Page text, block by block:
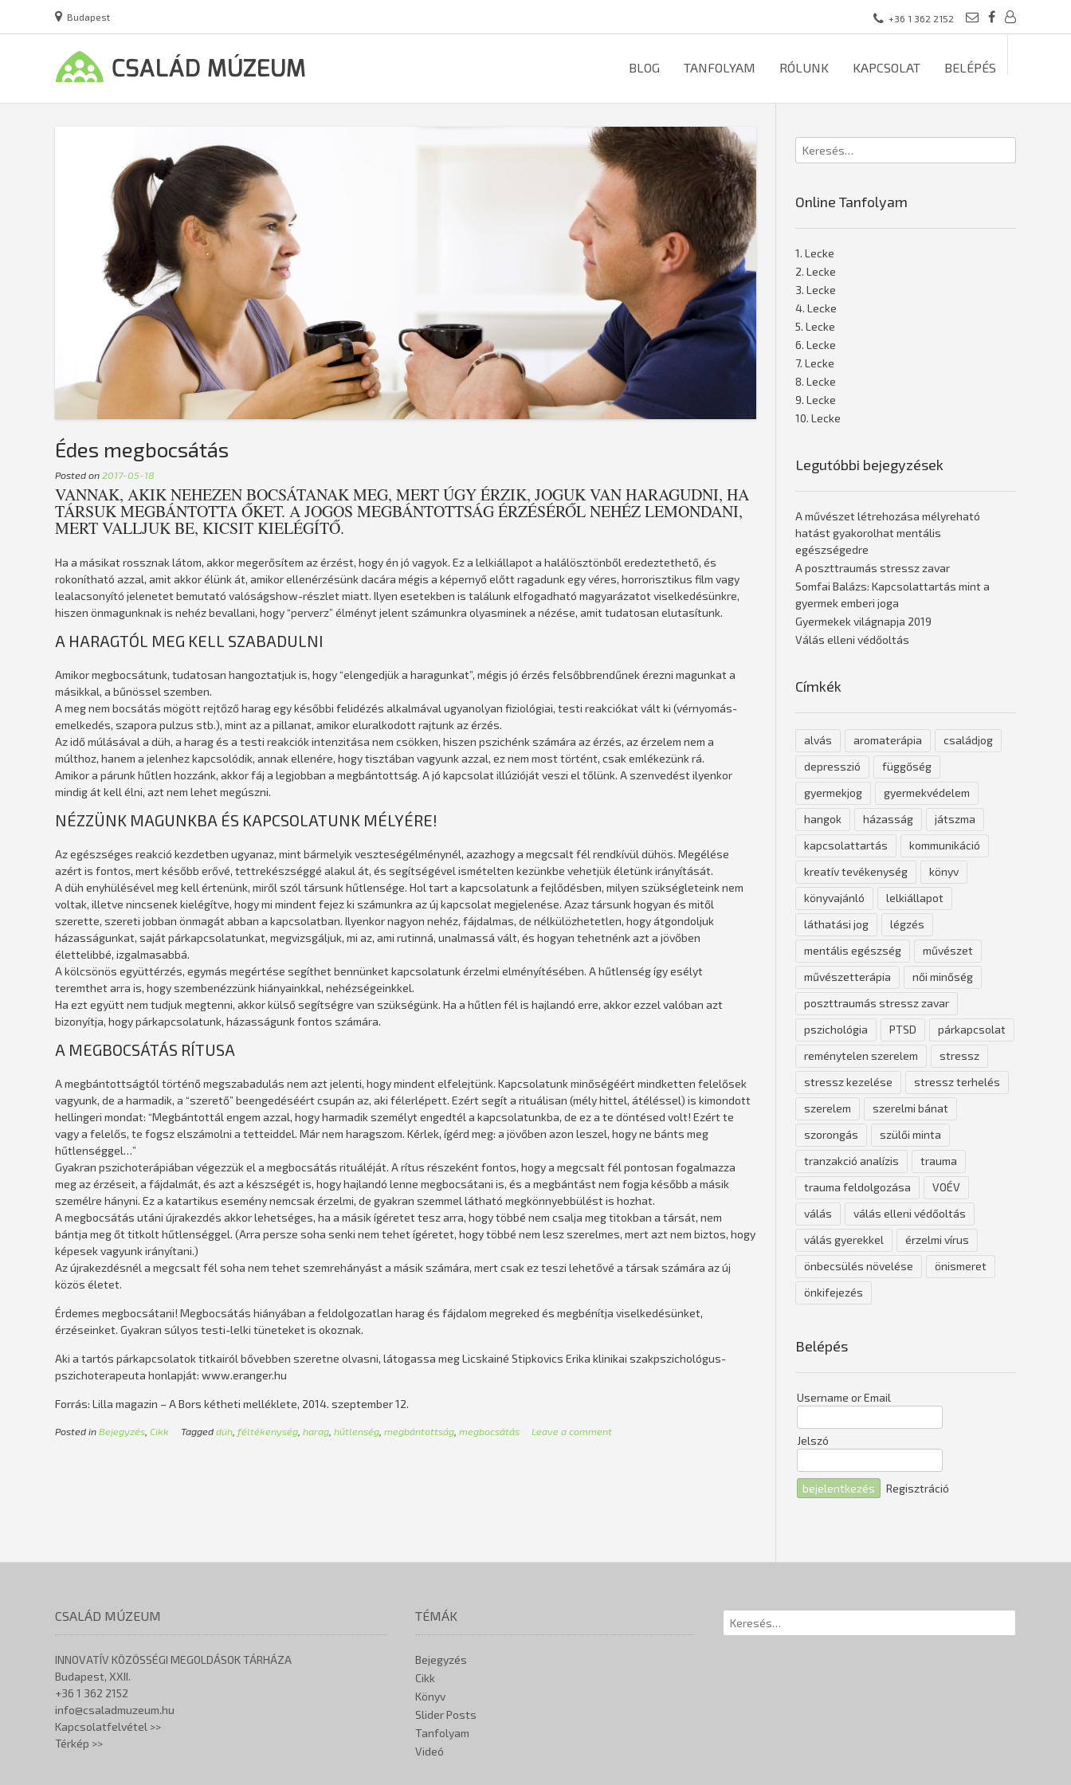
Budapest +36 1 362 2152
BLOG TANFOLYAM RÓLUNK KAPCSOLAT BELÉPÉS
Édes megbocsátás
Posted on2017-05-18
VANNAK, AKIK NEHEZEN BOCSÁTANAK MEG, MERT ÚGY ÉRZIK, JOGUK VAN HARAGUDNI, HA
TÁRSUK MEGBÁNTOTTA ŐKET. A JOGOS MEGBÁNTOTTSÁG ÉRZÉSÉRŐL NEHÉZ LEMONDANI,
MERT VALLJUK BE, KICSIT KIELÉGÍTŐ.
Ha a másikat rossznak látom, akkor megerősítem az érzést, hogy én jó vagyok. Ez a lelkiállapot a halálösztönből eredeztethető, és
rokonítható azzal, amit akkor élünk át, amikor ellenérzésünk dacára mégis a képernyő előtt ragadunk egy véres, horrorisztikus film vagy
lealacsonyító jelenetet bemutató valóságshow-részlet miatt. Ilyen esetekben is találunk elfogadható magyarázatot viselkedésünkre,
hiszen önmagunknak is nehéz bevallani, hogy “perverz” élményt jelent számunkra olyasminek a nézése, amit tudatosan elutasítunk.
A HARAGTÓL MEG KELL SZABADULNI
Amikor megbocsátunk, tudatosan hangoztatjuk is, hogy “elengedjük a haragunkat”, mégis jó érzés felsőbbrendűnek érezni magunkat a
másikkal, a bűnössel szemben.
A meg nem bocsátás mögött rejtőző harag egy későbbi felidézés alkalmával ugyanolyan fiziológiai, testi reakciókat vált ki (vérnyomás-
emelkedés, szapora pulzus stb.), mint az a pillanat, amikor eluralkodott rajtunk az érzés.
Az idő múlásával a düh, a harag és a testi reakciók intenzitása nem csökken, hiszen pszichénk számára az érzés, az érzelem nem a
múlthoz, hanem a jelenhez kapcsolódik, annak ellenére, hogy tisztában vagyunk azzal, ez nem most történt, csak emlékezünk rá.
Amikor a párunk hűtlen hozzánk, akkor fáj a legjobban a megbántottság. A jó kapcsolat illúzióját veszi el tőlünk. A szenvedést ilyenkor
mindig át kell élni, azt nem lehet megúszni.
NÉZZÜNK MAGUNKBA ÉS KAPCSOLATUNK MÉLYÉRE!
Az egészséges reakció kezdetben ugyanaz, mint bármelyik veszteségélménynél, azazhogy a megcsalt fél rendkívül dühös. Megélése
azért is fontos, mert később erővé, tettrekészséggé alakul át, és segítségével ismételten kezünkbe vehetjük életünk irányítását.
A düh enyhülésével meg kell értenünk, miről szól társunk hűtlensége. Hol tart a kapcsolatunk a fejlődésben, milyen szükségleteink nem
voltak, illetve nincsenek kielégítve, hogy mi mindent fejez ki számunkra az új kapcsolat megjelenése. Azaz társunk hogyan és mitől
szerette, szereti jobban önmagát abban a kapcsolatban. Ilyenkor nagyon nehéz, fájdalmas, de nélkülözhetetlen, hogy átgondoljuk
házasságunkat, saját párkapcsolatunkat, megvizsgáljuk, mi az, ami rutinná, unalmassá vált, és hogyan tehetnénk azt a jövőben
élettelibbé, izgalmasabbá.
A kölcsönös együttérzés, egymás megértése segíthet bennünket kapcsolatunk érzelmi elményítésében. A hűtlenség így esélyt
teremthet arra is, hogy szembenézzünk hiányainkkal, nehézségeinkkel.
Ha ezt együtt nem tudjuk megtenni, akkor külső segítségre van szükségünk. Ha a hűtlen fél is hajlandó erre, akkor ezzel valóban azt
bizonyítja, hogy párkapcsolatunk, házasságunk fontos számára.
A MEGBOCSÁTÁS RÍTUSA
A megbántottságtól történő megszabadulás nem azt jelenti, hogy mindent elfelejtünk. Kapcsolatunk minőségéért mindketten felelősek
vagyunk, de a harmadik, a “szerető” beengedéséért csupán az, aki félerlépett. Ezért segít a rituálisan (mély hittel, átéléssel) is kimondott
hellingeri mondat: “Megbántottál engem azzal, hogy harmadik személyt engedtél a kapcsolatunkba, de ez a te döntésed volt! Ezért te
vagy a felelős, te fogsz elszámolni a tetteiddel. Már nem haragszom. Kérlek, ígérd meg: a jövőben azon leszel, hogy ne bánts meg
hűtlenséggel…”
Gyakran pszichoterápiában végezzük el a megbocsátás rituáléját. A rítus részeként fontos, hogy a megcsalt fél pontosan fogalmazza
meg az érzéseit, a fájdalmát, és azt a készségét is, hogy hajlandó lenne megbocsátani is, és a megbántást nem fogja később a másik
személre hányni. Ez a katartikus esemény nemcsak érzelmi, de gyakran szemmel látható megkönnyebbülést is hozhat.
A megbocsátás utáni újrakezdés akkor lehetséges, ha a másik ígéretet tesz arra, hogy többé nem csalja meg titokban a társát, nem
bántja meg őt titkolt hűtlenséggel. (Arra persze soha senki nem tehet ígéretet, hogy többé nem lesz szerelmes, mert azt nem biztos, hogy
képesek vagyunk irányítani.)
Az újrakezdésnél a megcsalt fél soha nem tehet szemrehányást a másik számára, mert csak ez teszi lehetővé a társak számára az új
közös életet.
Érdemes megbocsátani! Megbocsátás hiányában a feldolgozatlan harag és fájdalom megreked és megbénítja viselkedésünket,
érzéseinket. Gyakran súlyos testi-lelki tüneteket is okoznak.
Aki a tartós párkapcsolatok titkairól bővebben szeretne olvasni, látogassa meg Licskainé Stipkovics Erika klinikai szakpszichológus-
pszichoterapeuta honlapját: www.eranger.hu
Forrás: Lilla magazin – A Bors kétheti melléklete, 2014. szeptember 12.
Posted inBejegyzés Cikk Taggeddüh féltékenység harag hűtlenség megbántottság megbocsátás Leave a comment
Online Tanfolyam
1. Lecke
2. Lecke
3. Lecke
4. Lecke
5. Lecke
6. Lecke
7. Lecke
8. Lecke
9. Lecke
10. Lecke
Legutóbbi bejegyzések
A művészet létrehozása mélyreható
hatást gyakorolhat mentális
egészségedre
A poszttraumás stressz zavar
Somfai Balázs: Kapcsolattartás mint a
gyermek emberi joga
Gyermekek világnapja 2019
Válás elleni védőoltás
Címkék
alvás aromaterápia
családjog
depresszió
függőség
gyermekjog
gyermekvédelem
hangok
házasság
játszma
kapcsolattartás
kommunikáció
kreatív tevékenység
könyv
könyvajánló
lelkiállapot
láthatási jog
légzés
mentális egészség
művészet
művészetterápia
női minőség
poszttraumás stressz zavar
pszichológia
PTSD
párkapcsolat
reménytelen szerelem
stressz
stressz kezelése
stressz terhelés
szerelem
szerelmi bánat
szorongás
szülői minta
tranzakció analízis
trauma
trauma feldolgozása
VOÉV
válás
válás elleni védőoltás
válás gyerekkel
érzelmi vírus
önbecsülés növelése
önismeret
önkifejezés
Belépés
Username or Email
Jelszó
Regisztráció
CSALÁD MÚZEUM
INNOVATÍV KÖZÖSSÉGI MEGOLDÁSOK TÁRHÁZA
Budapest, XXII.
+36 1 362 2152
info@csaladmuzeum.hu
Kapcsolatfelvétel >>
Térkép >>
TÉMÁK
Bejegyzés
Cikk
Könyv
Slider Posts
Tanfolyam
Videó